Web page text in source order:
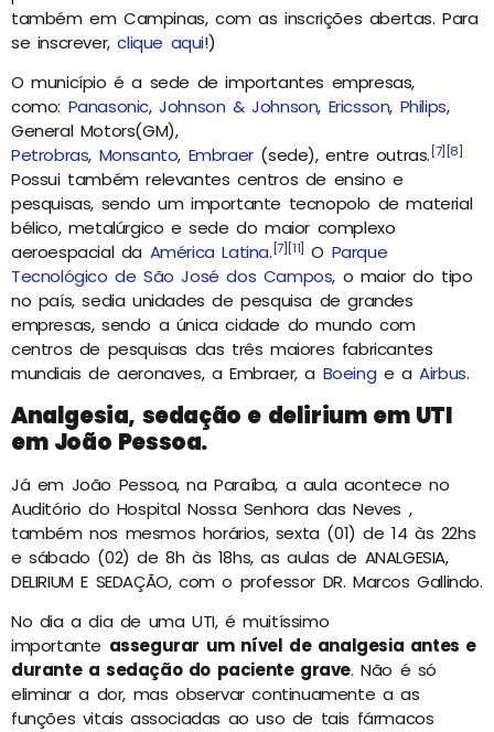
também em Campinas, com as inscrições abertas. Para
se inscrever,clique aqui!)
O município é a sede de importantes empresas,
como: Panasonic,Johnson & Johnson, Ericsson, Philips,
General Motors(GM),
Petrobras, Monsanto, Embraer(sede), entre outras. [7] [8]
Possui também relevantes centros de ensino e
pesquisas, sendo um importante tecnopolo de material
bélico, metalúrgico e sede do maior complexo
aeroespacial da América Latina. [7] [11] O Parque
Tecnológico de São José dos Campos, o maior do tipo
no país, sedia unidades de pesquisa de grandes
empresas, sendo a única cidade do mundo com
centros de pesquisas das três maiores fabricantes
mundiais de aeronaves, a Embraer, a Boeing e aAirbus.
Analgesia, sedação e delirium em UTI
em João Pessoa.
Já em João Pessoa, na Paraíba, a aula acontece no
Auditório do Hospital Nossa Senhora das Neves ,
também nos mesmos horários, sexta (01) de 14 às 22hs
e sábado (02) de 8h às 18hs, as aulas de ANALGESIA,
DELIRIUM E SEDAÇÃO, com o professor DR. Marcos Gallindo.
No dia a dia de uma UTI, é muitíssimo
importante assegurar um nível de analgesia antes e
durante a sedação do paciente grave. Não é só
eliminar a dor, mas observar continuamente a as
funções vitais associadas ao uso de tais fármacos